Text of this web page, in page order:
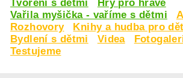
Tvoření s dětmi
Hry pro hravé
Vařila myšička - vaříme s dětmi
Rozhovory
Knihy a hudba pro
Bydlení s dětmi
Videa
Testujeme